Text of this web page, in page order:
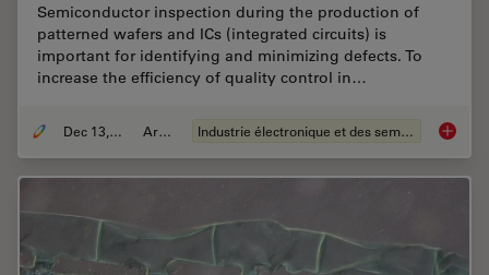
Semiconductor inspection during the production of
patterned wafers and ICs (integrated circuits) is
important for identifying and minimizing defects. To
increase the efficiency of quality control in…
Dec 13, 2023 Article Industrie électronique et des semi-conducteurs Rapid